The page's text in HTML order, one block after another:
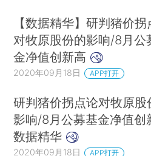
【数据精华】研判猪价拐
对牧原股份的影响/8月公
金净值创新高
2020年09月18日 APP打开
研判猪价拐点论对牧原股
影响/8月公募基金净值创
数据精华
2020年09月18日 APP打开